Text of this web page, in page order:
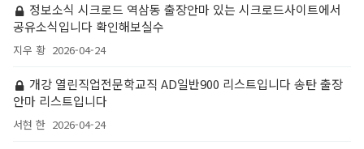
정보소식 시크로드 역삼동 출장안마 있는 시크로드사이트에서
공유소식입니다 확인해보실수
지우 황 2026-04-24
개강 열린직업전문학교직 AD일반900 리스트입니다 송탄 출장
안마 리스트입니다
서현 한 2026-04-24